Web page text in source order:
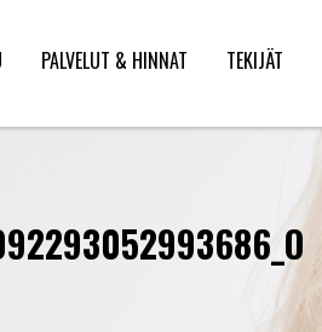
PALVELUT & HINNAT TEKIJÄT